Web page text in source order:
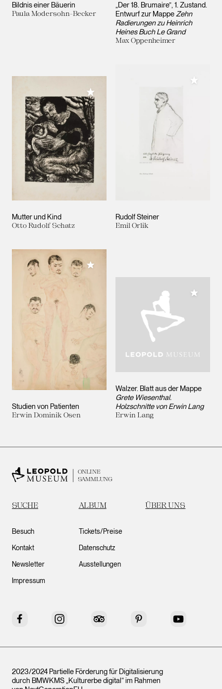
Bildnis einer Bäuerin
Paula Modersohn-Becker
„Der 18. Brumaire”, 1. Zustand.
Entwurf zur MappeZehn
Radierungen zu Heinrich
Heines Buch Le Grand
Max Oppenheimer
Mutter und Kind
Otto Rudolf Schatz
Meiner Sammlung hinzufügen
Rudolf Steiner
Emil Orlik
Meiner
Studien von Patienten
Erwin Dominik Osen
Meiner Sammlung hinzufügen
Walzer. Blatt aus der Mappe
Grete Wiesenthal.
Holzschnitte von Erwin Lang
Erwin Lang
Meiner
ONLINE
SAMMLUNG
SUCHE ALBUM ÜBER UNS
Besuch
Kontakt
Newsletter
Impressum
Tickets/Preise
Datenschutz
Ausstellungen
Facebook Instagram Tripadvisor Pinterest YouTube
2023/2024 Partielle Förderung für Digitalisierung
durch BMWKMS „Kulturerbe digital“ im Rahmen